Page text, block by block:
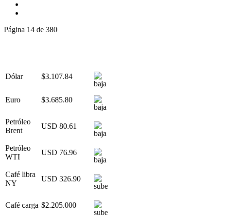
Página 14 de 380
Dólar $3.107.84
Euro $3.685.80
Petróleo
Brent
USD 80.61
Petróleo
WTI
USD 76.96
Café libra
NY
USD 326.90
Café carga $2.205.000